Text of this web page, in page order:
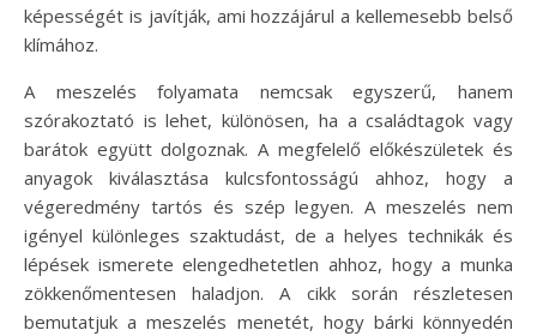
képességét is javítják, ami hozzájárul a kellemesebb belső
klímához.
A meszelés folyamata nemcsak egyszerű, hanem
szórakoztató is lehet, különösen, ha a családtagok vagy
barátok együtt dolgoznak. A megfelelő előkészületek és
anyagok kiválasztása kulcsfontosságú ahhoz, hogy a
végeredmény tartós és szép legyen. A meszelés nem
igényel különleges szaktudást, de a helyes technikák és
lépések ismerete elengedhetetlen ahhoz, hogy a munka
zökkenőmentesen haladjon. A cikk során részletesen
bemutatjuk a meszelés menetét, hogy bárki könnyedén